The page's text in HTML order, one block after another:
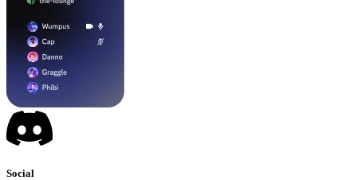
Social